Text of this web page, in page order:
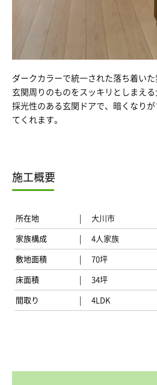
ダークカラーで統一された落ち着いた
玄関周りのものをスッキリとしまえる
採光性のある玄関ドアで、暗くなり
てくれます。
施工概要
所在地 大川市
家族構成 4人家族
敷地面積 70坪
床面積 34坪
間取り 4LDK